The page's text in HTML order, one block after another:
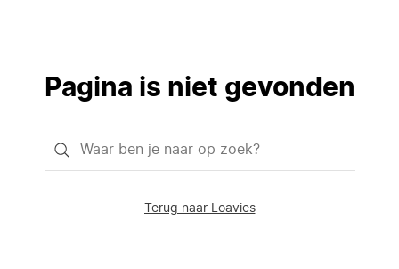
Pagina is niet gevonden
Waar
Terug naar Loavies